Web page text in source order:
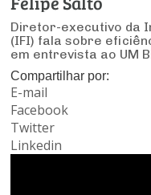
Institucional
Debates Fecomercio-SP
PROJETOS ESPECIAIS:
UM BRASIL
UM BRASIL
Pesquisas
Brasil
Internacional
Modernização do Estado
Economia Digital
Legislação
Trabalho
Empresas
Arbitragem e Mediação
Negócios
Varejo
Atacado
Sustentabilidade
ESG
Últimas Notícias
FALE CONOSCO
INSTITUCIONAL
Sobre
Imprensa
CONSELHOS
Conselho de Turismo
Diretor-executivo da
(IFI) fala sobre
em entrevista ao UM
Compartilhar por:
E-mail
Facebook
Twitter
Linkedin